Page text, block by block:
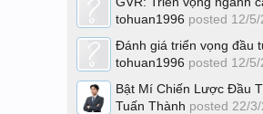
tohuan1996 posted 12/5/
Đánh giá triển vọng đầu
tohuan1996 posted 12/5/
Bật Mí Chiến Lược Đầu
Tuấn Thành posted 22/